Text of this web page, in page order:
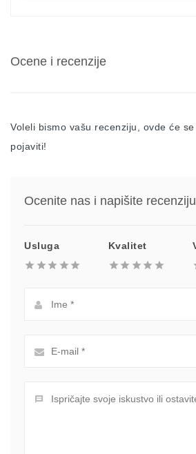
Ocene i recenzije
Voleli bismo vašu recenziju, ovde će
pojaviti!
Ocenite nas i napišite recenziju
Usluga Kvalitet